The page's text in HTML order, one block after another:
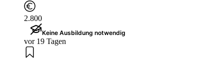
2.800
Keine Ausbildung notwendig
vor 19 Tagen